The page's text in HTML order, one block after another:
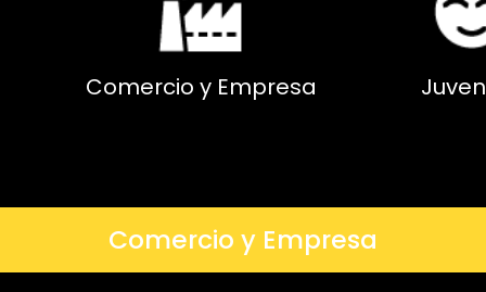
Comercio y Empresa
Comercio y Empresa